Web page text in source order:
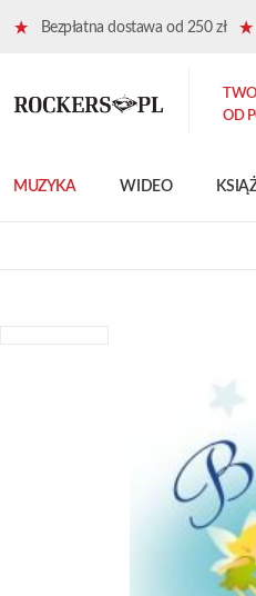
Bezpłatna dostawa od 250 zł
MUZYKA WIDEO
OD